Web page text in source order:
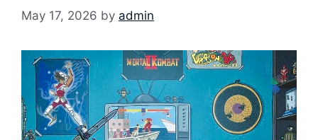
May 17, 2026 by admin